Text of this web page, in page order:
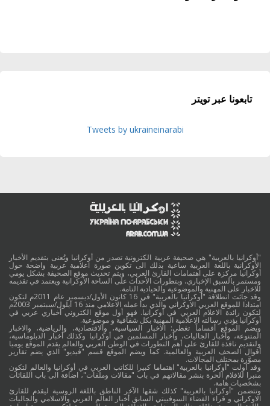
تابعونا عبر تويتر
Tweets by ukraineinarabi
"أوكرانيا بالعربية" هي صحيفة عربية الكترونية تصدر من أوكرانيا وتُعنى بتقديم الأخبار
الأوكرانية باللغة العربية ساعية بذلك الى تكوين صورة اعلامية عربية واضحة حول
أوكرانيا مركزة على اهتمامات القارئ العربي، ويتم تحديث موقع الصحيفة بشكل يومي
ومستمر بالسبق الإخباري، وبتطورات الأحداث على الساحة الأوكرانية ويعتمد في تقديمه
للاخبار على المهنية والموضوعية والحيادية التامة.
وقد جائت انطلاقة "أوكرانيا بالعربية" في 16 كانون الأول/ديسمبر عام 2011م لتكون
امتدادا للموقع العربي الاوكراني والذي بدأ عمله الاعلامي منذ 16 أيلول/سبتمبر 2003م
لتكون رائدة الاعلام العربي في أوكرانيا. فهو أول موقع الكتروني أخباري عربي في
أوكرانيا يؤدي رسالته الاعلامية المهنية بكل شفافية و موضوعية.
ويضم الموقع أقساماً تغطي: الأخبار السياسية، والاقتصادية، والرياضية، والاخبار
المتنوعة، وأخبار الجاليات، وأخبار المسلمين في أوكرانيا وكذلك أخبار الدبلوماسية،
ولتقديم نافذة للقارئ على أهم التطورات في الوطن العربي والعالم يقدم الموقع يوميا
أقوال الصحف العربية والعالمية. كما ويضم الموقع قسم "فيديو" الذي يضم تقارير
مصوَّرة بمختلف المجالات.
وقد أولت "أوكرانيا بالعربية" اهتماما كبيرا للكاتب العربي في أوكرانيا والعالم لتكون
منبرا للاقلام الحرة بنشر مقالاتهم في باب "مقالات وملفات"، اضافة الى باب اللقائات
بشخصيات هامة.
وتتضمن "أوكرانيا بالعربية" كذلك شقها الآخر الناطق باللغة الروسية ليقدم للقارئ
الاوكراني و قراء الفضاء السوفييتي السابق أخبار العالم العربي والاسلامي والجاليات